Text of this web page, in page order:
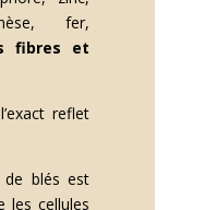
fer,
fibres et
reflet
de blés est
les cellules